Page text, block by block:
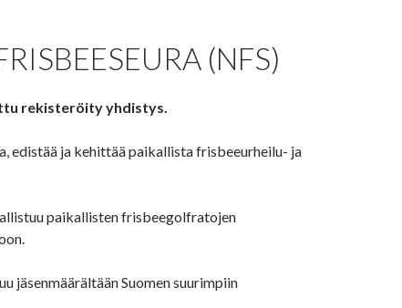
(NFS)
rekisteröity yhdistys.
edistää ja kehittää paikallista frisbeeurheilu- ja
paikallisten frisbeegolfratojen
jäsenmäärältään Suomen suurimpiin